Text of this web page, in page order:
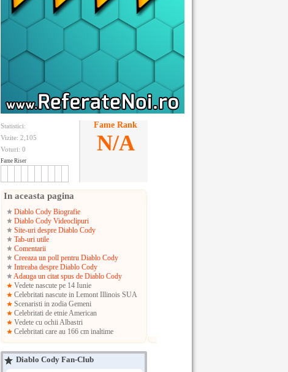
Statistici:
Vizite: 2,105
Voturi: 0
Fame Riser
Fame Rank
N/A
In aceasta pagina
Diablo Cody Biografie
Diablo Cody Videoclipuri
Site-uri despre Diablo Cody
Tab-uri utile
Comentarii
Creeaza un poll pentru Diablo Cody
Intreaba despre Diablo Cody
Adauga un citat spus de Diablo Cody
Vedete nascute pe 14 Iunie
Celebritati nascute in Lemont Illinois SUA
Scenaristi in zodia Gemeni
Celebritati de etnie American
Vedete cu ochii Albastri
Celebritati care au 166 cm inaltime
Diablo Cody Fan-Club